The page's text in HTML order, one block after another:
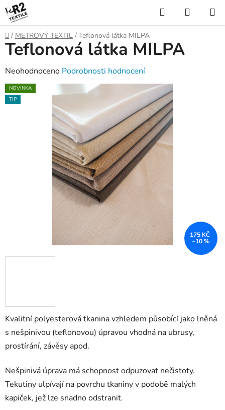
Přejít
na
obsah
Hledat
KOŠÍK
Domů
/ METROVÝ TEXTIL / Teflonová látka MILPA
Kvalitní polyesterová tkanina vzhledem působící jako lněná
s nešpinivou (teflonovou) úpravou vhodná na ubrusy,
prostírání, závěsy apod.
Nešpinivá úprava má schopnost odpuzovat nečistoty.
Tekutiny ulpívají na povrchu tkaniny v podobě malých
kapiček, jež lze snadno odstranit.
Teflonová látka MILPA
Průměrné
hodnocení
produktu
Neohodnoceno Podrobnosti hodnocení
NOVINKA
TIP
175 KČ
–10 %